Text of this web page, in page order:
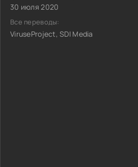
30 июля 2020
Все переводы:
ViruseProject, SDI Media